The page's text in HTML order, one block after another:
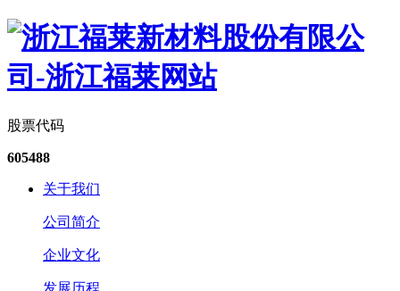
股票代码
605488
关于我们
公司简介
企业文化
发展历程